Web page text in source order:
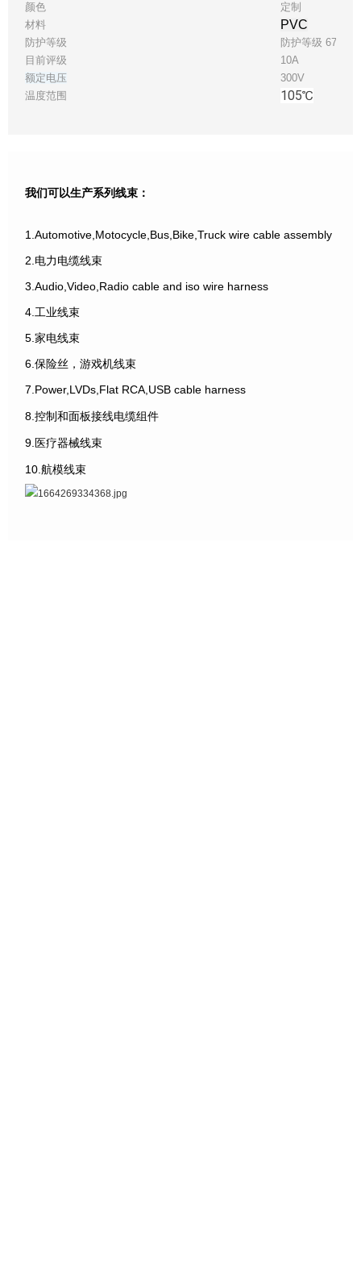
颜色
定制
材料
PVC
防护等级
防护等级 67
目前评级
10A
额定电压
300V
温度范围
105℃
我们可以生产系列线束：
1.Automotive,Motocycle,Bus,Bike,Truck wire cable assembly
2.电力电缆线束
3.Audio,Video,Radio cable and iso wire harness
4.工业线束
5.家电线束
6.保险丝，游戏机线束
7.Power,LVDs,Flat RCA,USB cable harness
8.控制和面板接线电缆组件
9.医疗器械线束
10.航模线束